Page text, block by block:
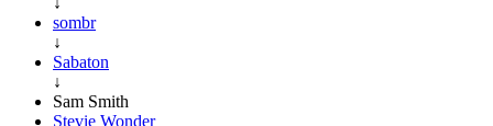
sombr
↓
Sabaton
↓
Sam Smith
Stevie Wonder